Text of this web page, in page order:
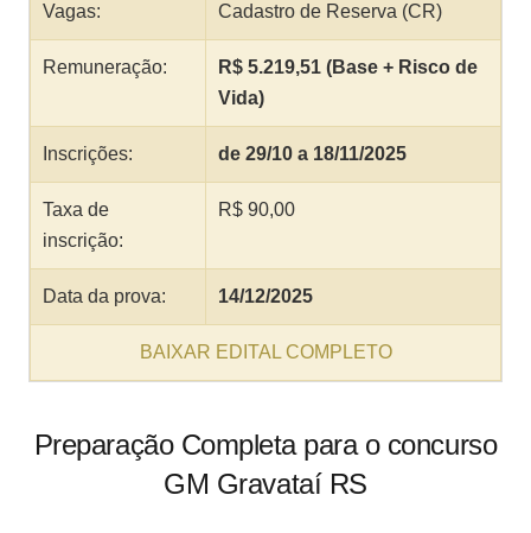
Vagas: Cadastro de Reserva (CR)
Remuneração:
R$ 5.219,51 (Base + Risco de
Vida)
Inscrições: de 29/10 a 18/11/2025
Taxa de
inscrição:
R$ 90,00
Data da prova: 14/12/2025
BAIXAR EDITAL COMPLETO
Preparação Completa para o concurso
GM Gravataí RS